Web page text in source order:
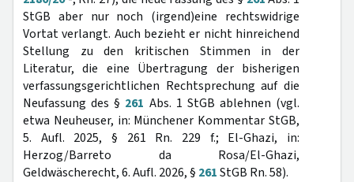
StGB aber nur noch (irgend)eine rechtswidrige
Vortat verlangt. Auch bezieht er nicht hinreichend
Stellung zu den kritischen Stimmen in der
Literatur, die eine Übertragung der bisherigen
verfassungsgerichtlichen Rechtsprechung auf die
Neufassung des § 261 Abs. 1 StGB ablehnen (vgl.
etwa Neuheuser, in: Münchener Kommentar StGB,
5. Aufl. 2025, § 261 Rn. 229 f.; El-Ghazi, in:
Herzog/Barreto da Rosa/El-Ghazi,
Geldwäscherecht, 6. Aufl. 2026, § 261StGB Rn. 58).